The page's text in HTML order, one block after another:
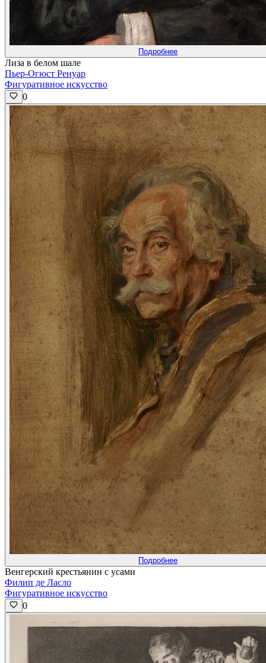
Подробнее
Лиза в белом шале
Пьер-Огюст Ренуар
Фигуративное искусство
0
Подробнее
Венгерский крестьянин с усами
Филип де Ласло
Фигуративное искусство
0